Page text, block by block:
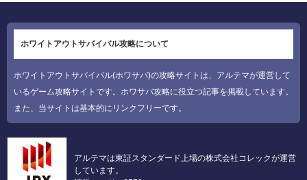
ホワイトアウトサバイバル攻略について
ホワイトアウトサバイバル(ホワサバ)の攻略サイトは、アルテマが運営して
いるゲーム攻略サイトです。ホワサバ攻略に役立つ記事を掲載しています。
また、当サイトは基本的にリンクフリーです。
アルテマは東証スタンダード上場の株式会社コレックが運営
しています。